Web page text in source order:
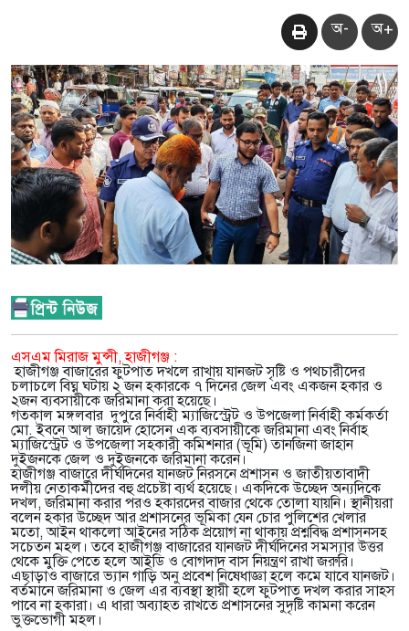
অ- অ+
এসএম মিরাজ মুন্সী, হাজীগঞ্জ :
হাজীগঞ্জ বাজারের ফুটপাত দখলে রাখায় যানজট সৃষ্টি ও পথচারীদের
চলাচলে বিঘ্ন ঘটায় ২ জন হকারকে ৭ দিনের জেল এবং একজন হকার ও
২জন ব্যবসায়ীকে জরিমানা করা হয়েছে।
গতকাল মঙ্গলবার দুপুরে নির্বাহী ম্যাজিস্ট্রেট ও উপজেলা নির্বাহী কর্মকর্তা
মো. ইবনে আল জায়েদ হোসেন এক ব্যবসায়ীকে জরিমানা এবং নির্বাহ
ম্যাজিস্ট্রেট ও উপজেলা সহকারী কমিশনার (ভূমি) তানজিনা জাহান
দুইজনকে জেল ও দুইজনকে জরিমানা করেন।
হাজীগঞ্জ বাজারে দীর্ঘদিনের যানজট নিরসনে প্রশাসন ও জাতীয়তাবাদী
দলীয় নেতাকর্মীদের বহু প্রচেষ্টা ব্যর্থ হয়েছে। একদিকে উচ্ছেদ অন্যদিকে
দখল, জরিমানা করার পরও হকারদের বাজার থেকে তোলা যায়নি। স্থানীয়রা
বলেন হকার উচ্ছেদ আর প্রশাসনের ভূমিকা যেন চোর পুলিশের খেলার
মতো, আইন থাকলো আইনের সঠিক প্রয়োগ না থাকায় প্রশ্নবিদ্ধ প্রশাসনসহ
সচেতন মহল। তবে হাজীগঞ্জ বাজারের যানজট দীর্ঘদিনের সমস্যার উত্তর
থেকে মুক্তি পেতে হলে আইডি ও বোগদাদ বাস নিয়ন্ত্রণ রাখা জরুরি।
এছাড়াও বাজারে ভ্যান গাড়ি অনু প্রবেশ নিষেধাজ্ঞা হলে কমে যাবে যানজট।
বর্তমানে জরিমানা ও জেল এর ব্যবস্থা স্থায়ী হলে ফুটপাত দখল করার সাহস
পাবে না হকারা। এ ধারা অব্যাহত রাখতে প্রশাসনের সুদৃষ্টি কামনা করেন
ভুক্তভোগী মহল।